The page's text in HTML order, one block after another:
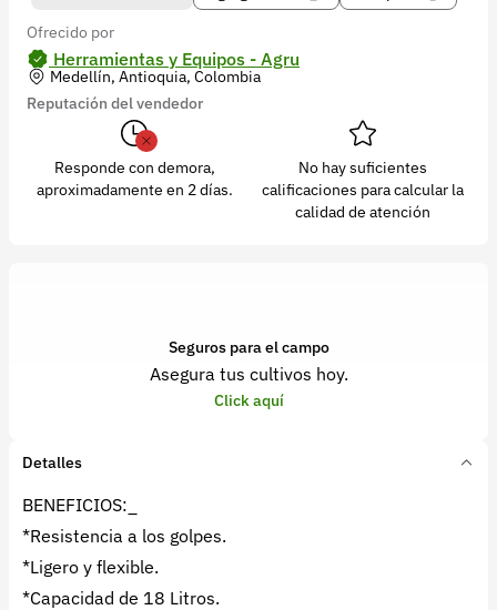
Ofrecido por
Herramientas y Equipos - Agru
Medellín, Antioquia, Colombia
Reputación del vendedor
Responde con demora,
aproximadamente en 2 días.
No hay suficientes
calificaciones para calcular la
calidad de atención
Seguros para el campo
Asegura tus cultivos hoy.
Click aquí
Detalles
BENEFICIOS:_
*Resistencia a los golpes.
*Ligero y flexible.
*Capacidad de 18 Litros.